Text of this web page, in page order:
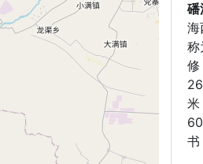
磻
海
称
修
米
书